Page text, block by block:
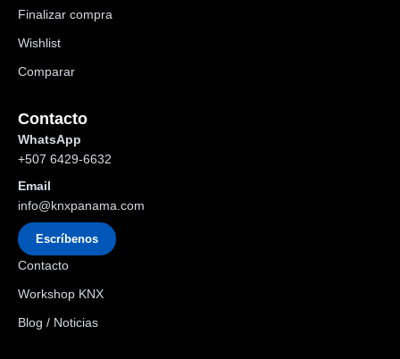
Finalizar compra
Wishlist
Comparar
Contacto
WhatsApp
+507 6429-6632
Email
info@knxpanama.com
Escríbenos
Contacto
Workshop KNX
Blog / Noticias